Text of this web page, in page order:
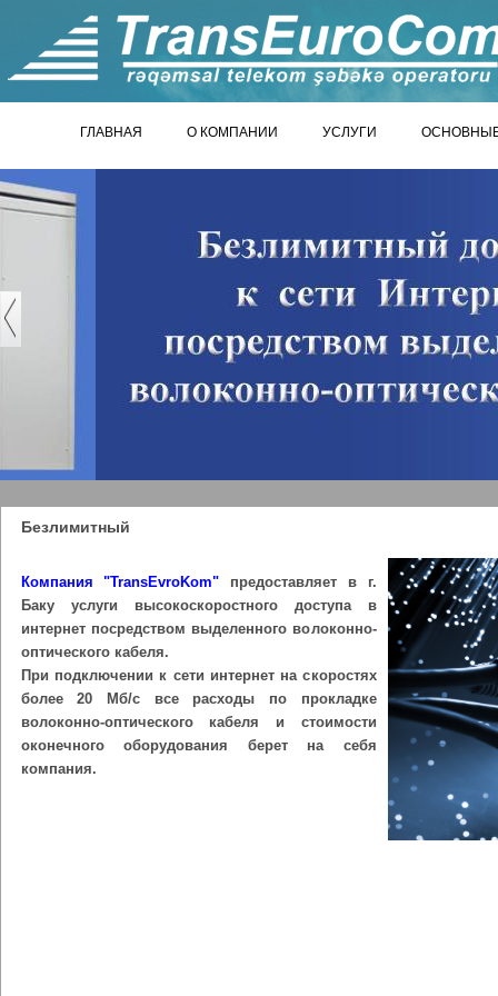
ГЛАВНАЯ О КОМПАНИИ УСЛУГИ
Безлимитный
Компания "TransEvroKom" предоставляет в г.
Баку услуги высокоскоростного доступа в
интернет посредством выделенного волоконно-
оптического кабеля.
При подключении к сети интернет на скоростях
более 20 Мб/с все расходы по прокладке
волоконно-оптического кабеля и стоимости
оконечного оборудования берет на себя
компания.